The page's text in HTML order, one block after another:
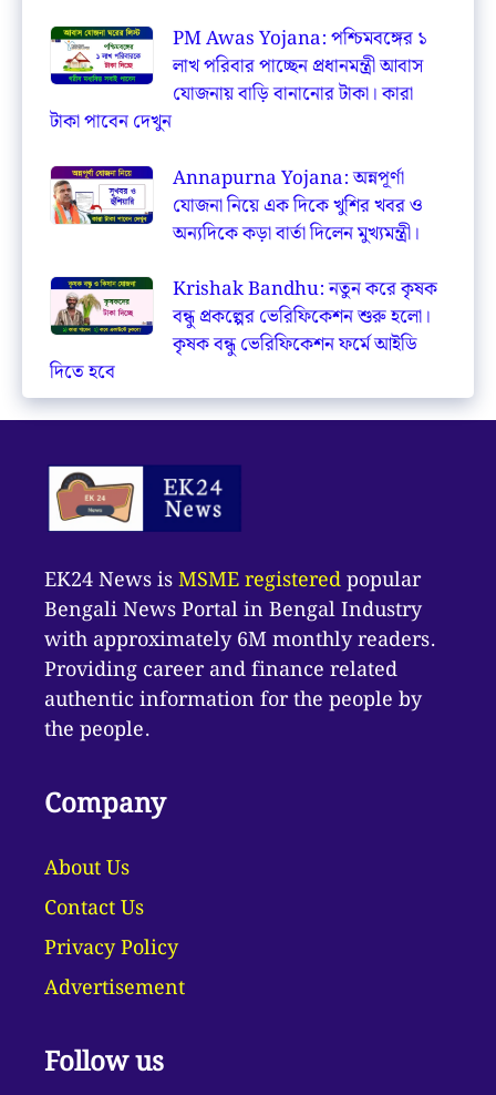
PM Awas Yojana: পশ্চিমবঙ্গের ১
লাখ পরিবার পাচ্ছেন প্রধানমন্ত্রী আবাস
যোজনায় বাড়ি বানানোর টাকা। কারা
টাকা পাবেন দেখুন
Annapurna Yojana: অন্নপূর্ণা
যোজনা নিয়ে এক দিকে খুশির খবর ও
অন্যদিকে কড়া বার্তা দিলেন মুখ্যমন্ত্রী।
Krishak Bandhu: নতুন করে কৃষক
বন্ধু প্রকল্পের ভেরিফিকেশন শুরু হলো।
কৃষক বন্ধু ভেরিফিকেশন ফর্মে আইডি
দিতে হবে
EK24 News isMSME registeredpopular
Bengali News Portal in Bengal Industry
with approximately 6M monthly readers.
Providing career and finance related
authentic information for the people by
the people.
Company
About Us
Contact Us
Privacy Policy
Advertisement
Follow us